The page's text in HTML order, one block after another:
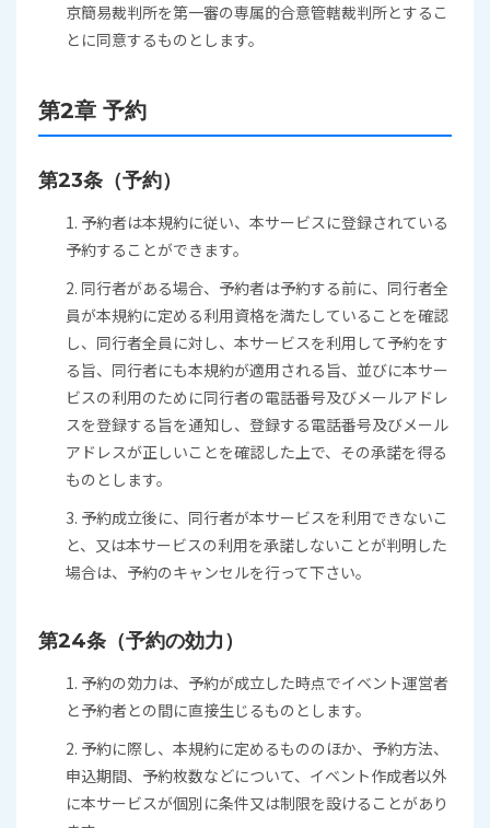
京簡易裁判所を第一審の専属的合意管轄裁判所とするこ
とに同意するものとします。
第2章 予約
第23条（予約）
1. 予約者は本規約に従い、本サービスに登録されている
予約することができます。
2. 同行者がある場合、予約者は予約する前に、同行者全
員が本規約に定める利用資格を満たしていることを確認
し、同行者全員に対し、本サービスを利用して予約をす
る旨、同行者にも本規約が適用される旨、並びに本サー
ビスの利用のために同行者の電話番号及びメールアドレ
スを登録する旨を通知し、登録する電話番号及びメール
アドレスが正しいことを確認した上で、その承諾を得る
ものとします。
3. 予約成立後に、同行者が本サービスを利用できないこ
と、又は本サービスの利用を承諾しないことが判明した
場合は、予約のキャンセルを行って下さい。
第24条（予約の効力）
1. 予約の効力は、予約が成立した時点でイベント運営者
と予約者との間に直接生じるものとします。
2. 予約に際し、本規約に定めるもののほか、予約方法、
申込期間、予約枚数などについて、イベント作成者以外
に本サービスが個別に条件又は制限を設けることがあり